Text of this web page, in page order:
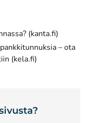
(kanta.fi)
– ota
(kela.fi)